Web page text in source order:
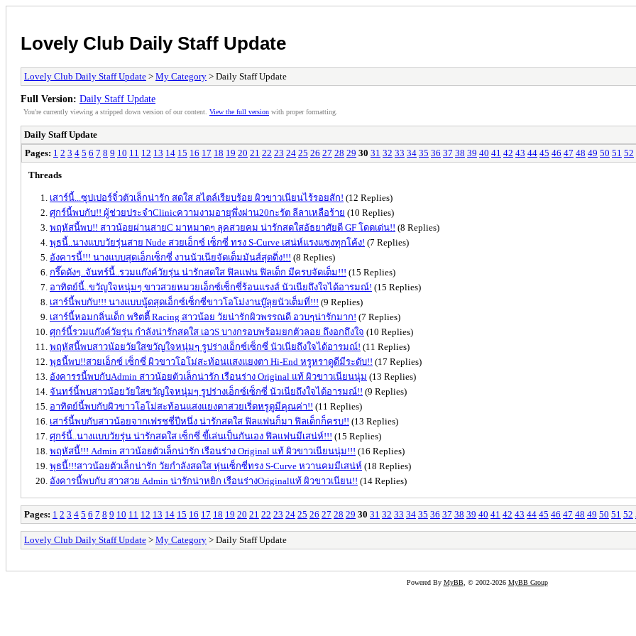
Lovely Club Daily Staff Update
Lovely Club Daily Staff Update > My Category > Daily Staff Update
Full Version: Daily Staff Update
You're currently viewing a stripped down version of our content. View the full version with proper formatting.
Daily Staff Update
Pages: 1 2 3 4 5 6 7 8 9 10 11 12 13 14 15 16 17 18 19 20 21 22 23 24 25 26 27 28 29 30 31 32 33 34 35 36 37 38 39 40 41 42 43 44 45 46 47 48 49 50 51 52
Threads
เสาร์นี้...ซุปเปอร์จิ๋วตัวเล็กน่ารัก สดใส สไตล์เรียบร้อย ผิวขาวเนียนไร้รอยสัก! (12 Replies)
ศุกร์นี้พบกับ!! ผู้ช่วยประจำClinicความงามอายุพึ่งผ่าน20กะรัต ลีลาเหลือร้าย (10 Replies)
พฤหัสนี้พบ!! สาวน้อยผ่านสายC มาหมาดๆ ลุคสวยคม น่ารักสดใสอัธยาศัยดี GF โดดเด่น!! (8 Replies)
พุธนี้..นางแบบวัยรุ่นสาย Nude สวยเอ็กซ์ เซ็กซี่ ทรง S-Curve เสน่ห์แรงแซงทุกโค้ง! (7 Replies)
อังคารนี้!!! นางแบบสุดเอ็กเซ็กซี่ งานนัวเนียจัดเต็มมันส์สุดติ่ง!!! (8 Replies)
กรี๊ดดังๆ..จันทร์นี้..รวมแก๊งค์วัยรุ่น น่ารักสดใส ฟิลแฟน ฟิลเด็ก มีครบจัดเต็ม!!! (15 Replies)
อาทิตย์นี้..ขวัญใจหนุ่มๆ ขาวสวยหมวยเอ็กซ์เซ็กซี่ร้อนแรงส์ นัวเนียถึงใจได้อารมณ์! (15 Replies)
เสาร์นี้พบกับ!!! นางแบบนู้ดสุดเอ็กซ์เซ็กซี่ขาวโอโม่งานบู๊ลุยนัวเต็มที่!!! (9 Replies)
เสาร์นี้หอมกลิ่นเด็ก พริตตี้ Racing สาวน้อย วัยน่ารักผิวพรรณดี อวบๆน่ารักมาก! (7 Replies)
ศุกร์นี้รวมแก๊งค์วัยรุ่น กำลังน่ารักสดใส เอวS บางกรอบพร้อมยกตัวลอย ถึงอกถึงใจ (10 Replies)
พฤหัสนี้พบสาวน้อยวัยใสขวัญใจหนุ่มๆ รูปร่างเอ็กซ์เซ็กซี่ นัวเนียถึงใจได้อารมณ์! (11 Replies)
พุธนี้พบ!!สวยเอ็กซ์ เซ็กซี่ ผิวขาวโอโม่สะท้อนแสงแยงตา Hi-End หรูหราดูดีมีระดับ!! (17 Replies)
อังคารรนี้พบกับAdmin สาวน้อยตัวเล็กน่ารัก เรือนร่าง Original แท้ ผิวขาวเนียนนุ่ม (13 Replies)
จันทร์นี้พบสาวน้อยวัยใสขวัญใจหนุ่มๆ รูปร่างเอ็กซ์เซ็กซี่ นัวเนียถึงใจได้อารมณ์!! (9 Replies)
อาทิตย์นี้พบกับผิวขาวโอโม่สะท้อนแสงแยงตาสวยเริ่ดหรูดูมีคุณค่า!! (11 Replies)
เสาร์นี้พบกับสาวน้อยจากเฟรชชี่ปีหนึ่ง น่ารักสดใส ฟิลแฟนก็มา ฟิลเด็กก็ครบ!! (13 Replies)
ศุกร์นี้..นางแบบวัยรุ่น น่ารักสดใส เซ็กซี่ ขี้เล่นเป็นกันเอง ฟิลแฟนมีเสน่ห์!!! (15 Replies)
พฤหัสนี้!!! Admin สาวน้อยตัวเล็กน่ารัก เรือนร่าง Original แท้ ผิวขาวเนียนนุ่ม!!! (16 Replies)
พุธนี้!!!สาวน้อยตัวเล็กน่ารัก วัยกำลังสดใส หุ่นเซ็กซี่ทรง S-Curve หวานคมมีเสน่ห์ (18 Replies)
อังคารนี้พบกับ สาวสวย Admin น่ารักน่าหยิก เรือนร่างOriginalแท้ ผิวขาวเนียน!! (14 Replies)
Pages: 1 2 3 4 5 6 7 8 9 10 11 12 13 14 15 16 17 18 19 20 21 22 23 24 25 26 27 28 29 30 31 32 33 34 35 36 37 38 39 40 41 42 43 44 45 46 47 48 49 50 51 52
Lovely Club Daily Staff Update > My Category > Daily Staff Update
Powered By MyBB, © 2002-2026 MyBB Group